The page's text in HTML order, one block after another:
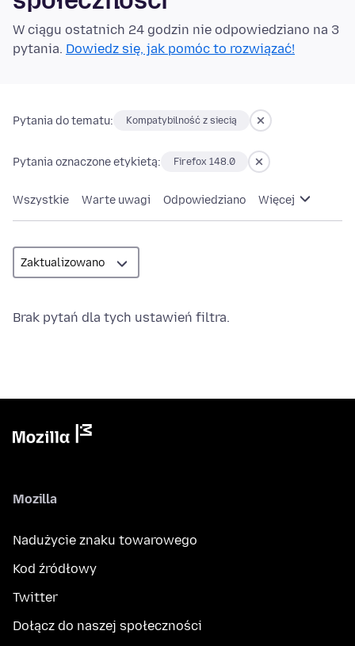
W ciągu ostatnich 24 godzin nie odpowiedziano na 3
pytania. Dowiedz się, jak pomóc to rozwiązać!
Pytania do tematu: Kompatybilność z siecią
Pytania oznaczone etykietą: Firefox 148.0
Wszystkie Warte uwagi Odpowiedziano Więcej
Brak pytań dla tych ustawień filtra.
Mozilla
Nadużycie znaku towarowego
Kod źródłowy
Twitter
Dołącz do naszej społeczności